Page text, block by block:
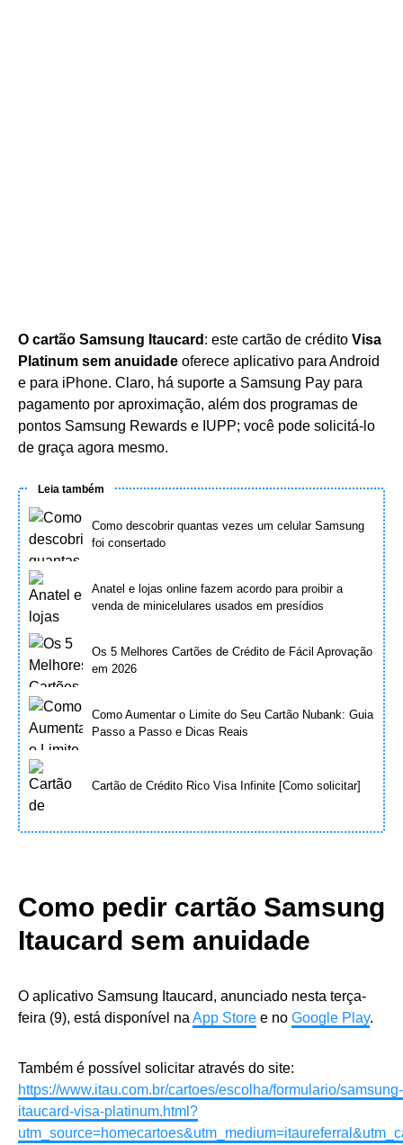
O cartão Samsung Itaucard : este cartão de crédito Visa
Platinum sem anuidade oferece aplicativo para Android
e para iPhone. Claro, há suporte a Samsung Pay para
pagamento por aproximação, além dos programas de
pontos Samsung Rewards e IUPP; você pode solicitá-lo
de graça agora mesmo.
Leia também
Como descobrir quantas vezes um celular Samsung
foi consertado
Anatel e lojas online fazem acordo para proibir a
venda de minicelulares usados em presídios
Os 5 Melhores Cartões de Crédito de Fácil Aprovação
em 2026
Como Aumentar o Limite do Seu Cartão Nubank: Guia
Passo a Passo e Dicas Reais
Cartão de Crédito Rico Visa Infinite [Como solicitar]
Como pedir cartão Samsung
Itaucard sem anuidade
O aplicativo Samsung Itaucard, anunciado nesta terça-
feira (9), está disponível na App Store e no Google Play.
Também é possível solicitar através do site:
https://www.itau.com.br/cartoes/escolha/formulario/samsung-
itaucard-visa-platinum.html?